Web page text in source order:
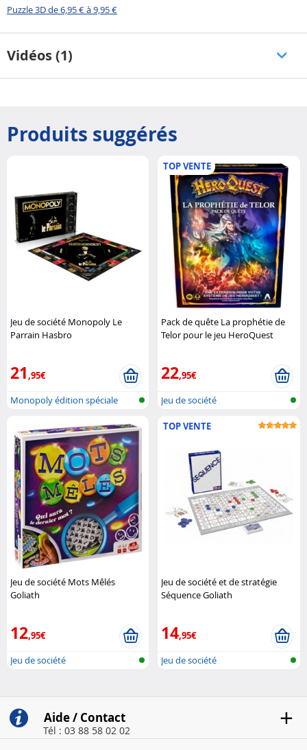
Puzzle 3D de 6,95 € à 9,95 €
Vidéos (1)
Produits suggérés
Jeu de société Monopoly Le
Parrain Hasbro
21 ,95€
Monopoly édition spéciale
TOP VENTE
Pack de quête La prophétie de
Telor pour le jeu HeroQuest
22,95€
Jeu de société
Jeu de société Mots Mêlés
Goliath
12,95€
Jeu de société
TOP VENTE
Jeu de société et de stratégie
Séquence Goliath
14,95€
Jeu de société
Aide / Contact
Tél : 03 88 58 02 02